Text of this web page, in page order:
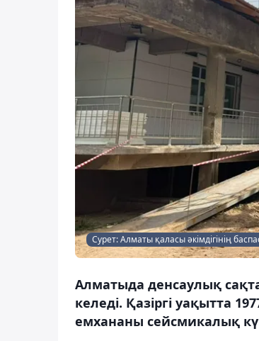
Сурет: Алматы қаласы әкімдігінің
Алматыда денсаулық
келеді. Қазіргі уақытта
емхананы сейсмикалық